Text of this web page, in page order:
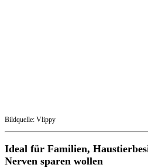
Bildquelle: Vlippy
Ideal für Familien,
Nerven sparen wollen